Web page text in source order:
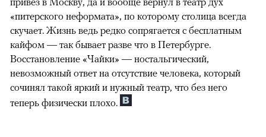
«питерского неформата», по которому столица всегда
скучает. Жизнь ведь редко сопрягается с бесплатным
кайфом — так бывает разве что в Петербурге.
Восстановление «Чайки» — ностальгический,
невозможный ответ на отсутствие человека, который
сочинял такой яркий и нужный театр, что без него
теперь физически плохо.